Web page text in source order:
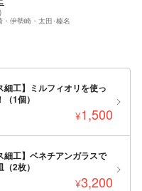
・伊勢崎・太田･榛名
細工】ミルフィオリを使っ
1個）
¥1,500
細工】ベネチアンガラスで
2枚）
¥3,200